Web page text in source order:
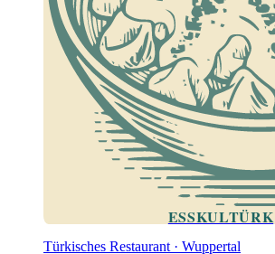
ESSKULTÜRK
Türkisches Restaurant · Wuppertal